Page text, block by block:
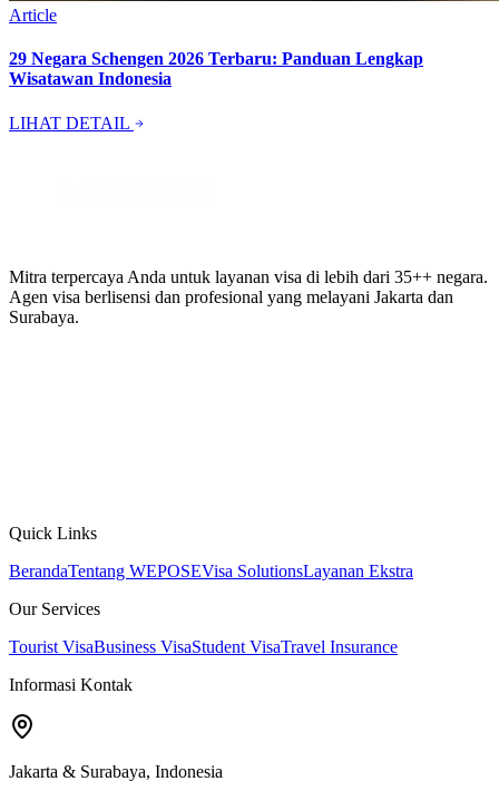
Article
29 Negara Schengen 2026 Terbaru: Panduan Lengkap
Wisatawan Indonesia
LIHAT DETAIL
Mitra terpercaya Anda untuk layanan visa di lebih dari 35++ negara.
Agen visa berlisensi dan profesional yang melayani Jakarta dan
Surabaya.
Quick Links
BerandaTentang WEPOSEVisa SolutionsLayanan Ekstra
Our Services
Tourist VisaBusiness VisaStudent VisaTravel Insurance
Informasi Kontak
Jakarta & Surabaya, Indonesia